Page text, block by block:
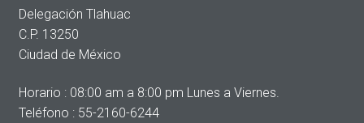
Delegación Tlahuac
C.P. 13250
Ciudad de México
Horario : 08:00 am a 8:00 pm Lunes a Viernes.
Teléfono : 55-2160-6244